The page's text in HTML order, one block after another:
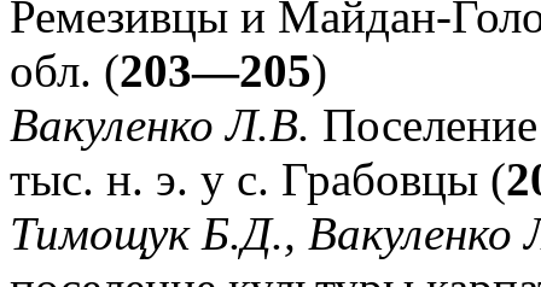
Ремезивцы и Майдан-
обл. (203—205)
Вакуленко Л.В.
тыс. н. э. у с. Грабовцы (
Тимощук Б.Д., Вакуленко